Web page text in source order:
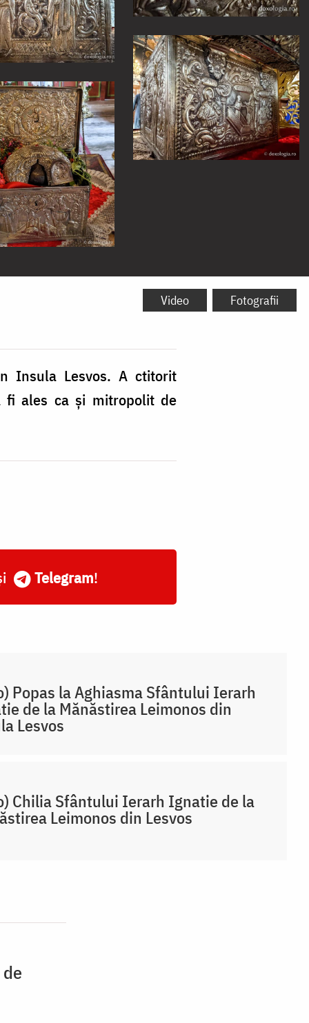
Video Fotografii
Insula Lesvos. A ctitorit
fi ales ca și mitropolit de
Telegram!
Popas la Aghiasma Sfântului Ierarh
de la Mănăstirea Leimonos din
Lesvos
Chilia Sfântului Ierarh Ignatie de la
Leimonos din Lesvos